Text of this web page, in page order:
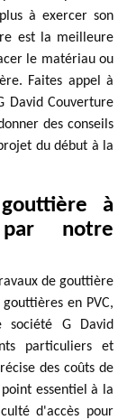
à exercer son
est la meilleure
le matériau ou
Faites appel à
David Couverture
des conseils
du début à la
à
notre
de gouttière
en PVC,
société G David
particuliers et
des coûts de
essentiel à la
d'accès pour